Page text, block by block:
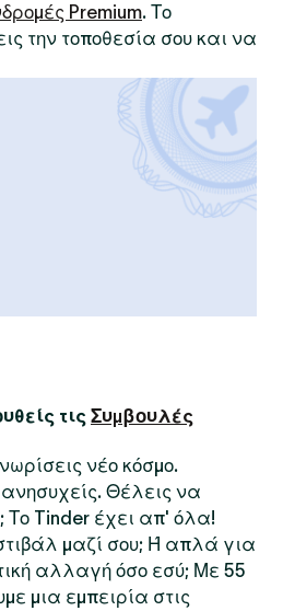
Premium. Το
την τοποθεσία σου και να
τις Συμβουλές
νέο κόσμο.
Θέλεις να
Το Tinder έχει απ' όλα!
μαζί σου; Ή απλά για
αλλαγή όσο εσύ; Με 55
μια εμπειρία στις